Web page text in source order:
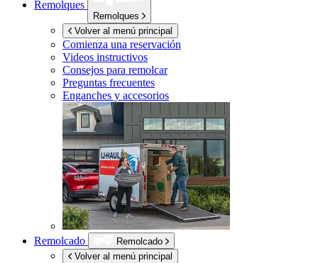
Remolques
Remolques
Volver al menú principal
Comienza una reservación
Videos instructivos
Consejos para remolcar
Preguntas frecuentes
Enganches y accesorios
Remolcado
Remolcado
Volver al menú principal